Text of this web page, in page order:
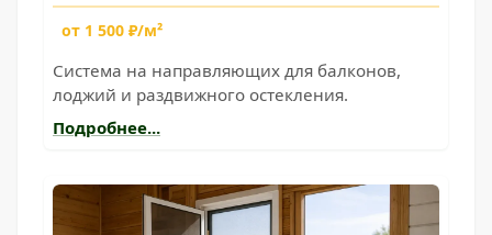
от 1 500 ₽/м²
Система на направляющих для балконов,
лоджий и раздвижного остекления.
Подробнее...